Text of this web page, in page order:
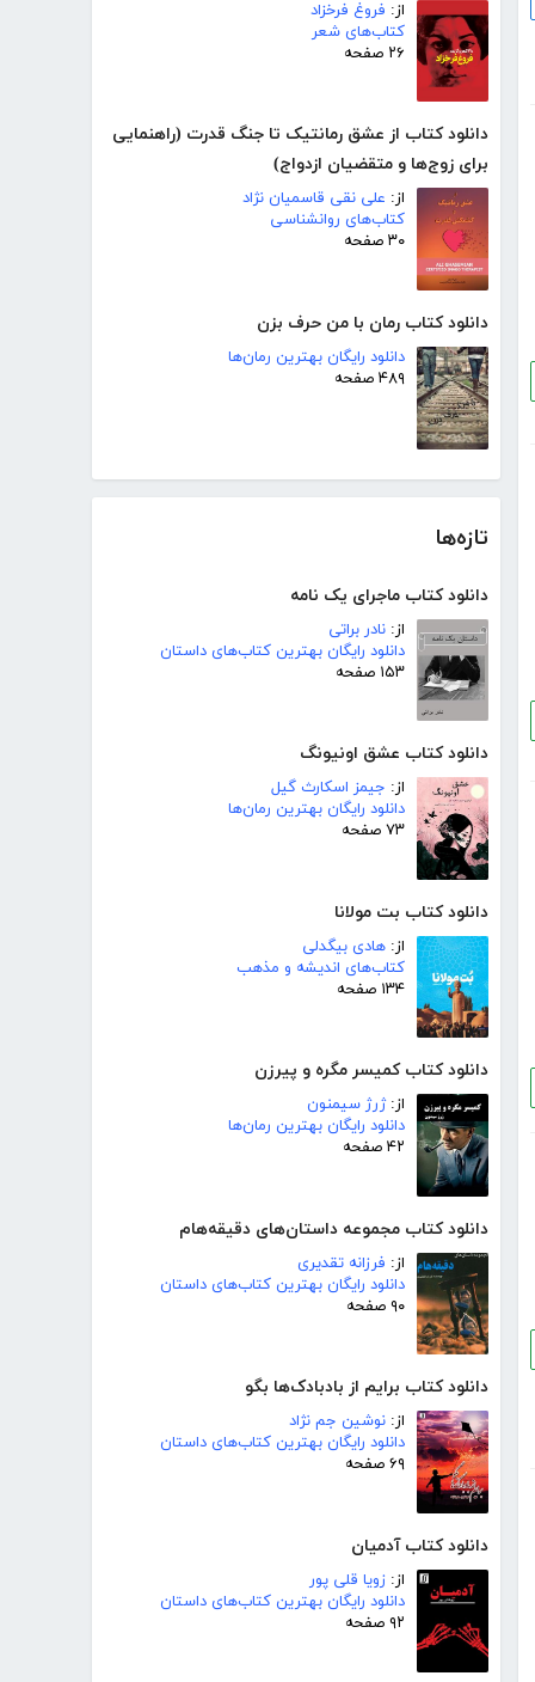
از: فروغ فرخزاد
کتاب‌های شعر
۲۶ صفحه
دانلود کتاب از عشق رمانتیک تا جنگ قدرت (راهنمایی
برای زوج‌ها و متقضیان ازدواج)
از: علی نقی قاسمیان نژاد
کتاب‌های روانشناسی
۳۰ صفحه
دانلود کتاب رمان با من حرف بزن
دانلود رایگان بهترین رمان‌ها
۴۸۹ صفحه
تازه‌ها
دانلود کتاب ماجرای یک نامه
از: نادر براتی
دانلود رایگان بهترین کتاب‌های داستان
۱۵۳ صفحه
دانلود کتاب عشق اونیونگ
از: جیمز اسکارث گیل
دانلود رایگان بهترین رمان‌ها
۷۳ صفحه
دانلود کتاب بت مولانا
از: هادی بیگدلی
کتاب‌های اندیشه و مذهب
۱۳۴ صفحه
دانلود کتاب کمیسر مگره و پیرزن
از:ژرژ سیمنون
دانلود رایگان بهترین رمان‌ها
۴۲ صفحه
دانلود کتاب مجموعه داستان‌های دقیقه‌هام
از: فرزانه تقدیری
دانلود رایگان بهترین کتاب‌های داستان
۹۰ صفحه
دانلود کتاب برایم از بادبادک‌ها بگو
از: نوشین جم نژاد
دانلود رایگان بهترین کتاب‌های داستان
۶۹ صفحه
دانلود کتاب آدمیان
از: زویا قلی پور
دانلود رایگان بهترین کتاب‌های داستان
۹۲ صفحه